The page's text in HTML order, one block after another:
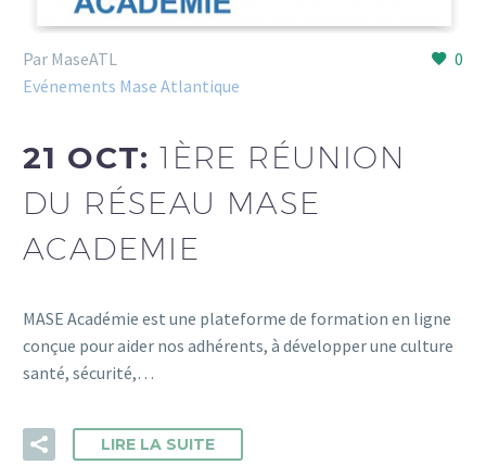
0
Par MaseATL
Evénements Mase Atlantique
21 OCT:1ÈRE RÉUNION
DU RÉSEAU MASE
ACADEMIE
MASE Académie est une plateforme de formation en ligne
conçue pour aider nos adhérents, à développer une culture
santé, sécurité,…
LIRE LA SUITE